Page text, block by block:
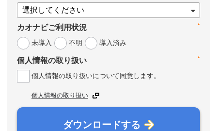
*
カオナビご利用状況
未導入
不明 導入済み
*
個人情報の取り扱い
個人情報の取り扱いについて同意します。
個人情報の取り扱い
ダウンロードする